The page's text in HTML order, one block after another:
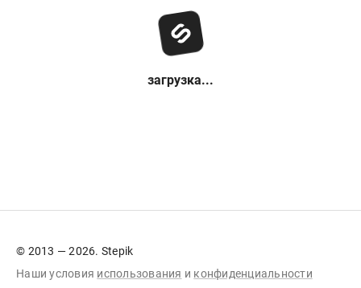
загрузка...
© 2013 — 2026. Stepik
Наши условия использования и конфиденциальности